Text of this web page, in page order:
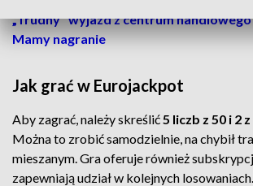
„Trudny" wyjazd z centrum
Mamy nagranie
Jak grać w Eurojackpot
Aby zagrać, należy skreślić5 liczb z 50 i 2
Można to zrobić samodzielnie, na chybił
mieszanym. Gra oferuje również
zapewniają udział w kolejnych losowaniach.